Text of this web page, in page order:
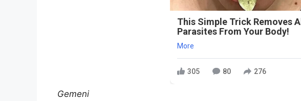
This Simple Trick Removes All
Parasites From Your Body!
More
305 80 276
Gemeni